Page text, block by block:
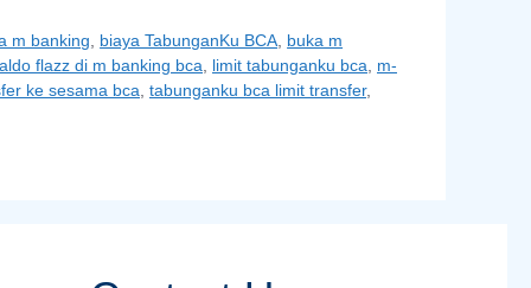
m banking biaya TabunganKu BCA buka m
flazz di m banking bca limit tabunganku bca
m-
ke sesama bca tabunganku bca limit transfer,